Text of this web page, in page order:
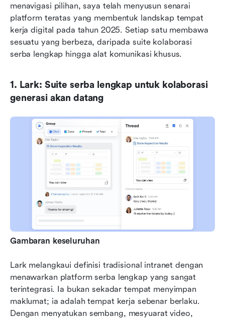
menavigasi pilihan, saya telah menyusun senarai
platform teratas yang membentuk landskap tempat
kerja digital pada tahun 2025. Setiap satu membawa
sesuatu yang berbeza, daripada suite kolaborasi
serba lengkap hingga alat komunikasi khusus.
1. Lark: Suite serba lengkap untuk kolaborasi
generasi akan datang
Gambaran keseluruhan
Lark melangkaui definisi tradisional intranet dengan
menawarkan platform serba lengkap yang sangat
terintegrasi. Ia bukan sekadar tempat menyimpan
maklumat; ia adalah tempat kerja sebenar berlaku.
Dengan menyatukan sembang, mesyuarat video,